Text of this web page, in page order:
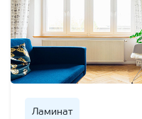
Ламинат